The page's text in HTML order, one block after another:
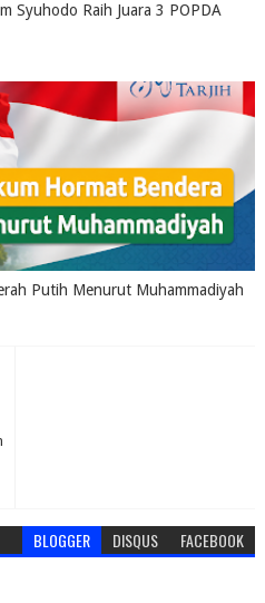
Syuhodo Raih Juara 3 POPDA
Putih Menurut Muhammadiyah
BLOGGER DISQUS FACEBOOK